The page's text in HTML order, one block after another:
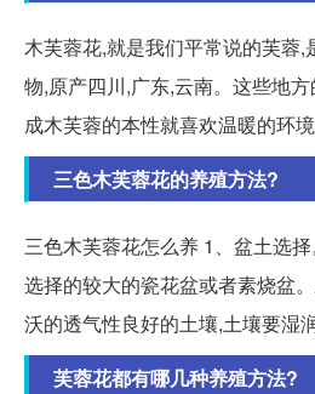
木芙蓉花,就是我们平常说的芙蓉,
物,原产四川,广东,云南。这些地
成木芙蓉的本性就喜欢温暖的环境
三色木芙蓉花的养殖方法?
三色木芙蓉花怎么养 1、盆土选
选择的较大的瓷花盆或者素烧盆
沃的透气性良好的土壤,土壤要湿
芙蓉花都有哪几种养殖方法?